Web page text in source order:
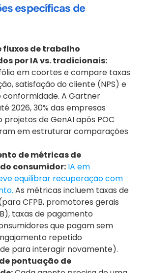
específicas de
fluxos de trabalho
por IA vs. tradicionais:
em coortes e compare taxas
satisfação do cliente (NPS) e
conformidade. A Gartner
2026, 30% das empresas
de GenAI após POC
em estruturar comparações
de métricas de
consumidor: IA em
equilibrar recuperação com
As métricas incluem taxas de
CFPB, promotores gerais
taxas de pagamento
que pagam sem
repetido
para interagir novamente).
pontuação de